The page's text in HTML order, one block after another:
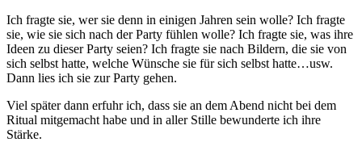
Ich fragte sie, wer sie denn in einigen Jahren sein wolle? Ich fragte
sie, wie sie sich nach der Party fühlen wolle? Ich fragte sie, was ihre
Ideen zu dieser Party seien? Ich fragte sie nach Bildern, die sie von
sich selbst hatte, welche Wünsche sie für sich selbst hatte…usw.
Dann lies ich sie zur Party gehen.
Viel später dann erfuhr ich, dass sie an dem Abend nicht bei dem
Ritual mitgemacht habe und in aller Stille bewunderte ich ihre
Stärke.